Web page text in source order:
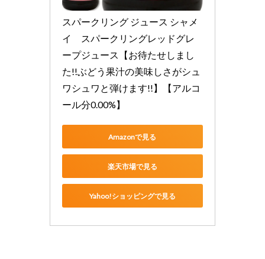
スパークリング ジュース シャメ
イ　スパークリングレッドグレ
ープジュース【お待たせしまし
た!!ぶどう果汁の美味しさがシュ
ワシュワと弾けます!!】【アルコ
ール分0.00%】
Amazonで見る
楽天市場で見る
Yahoo!ショッピングで見る